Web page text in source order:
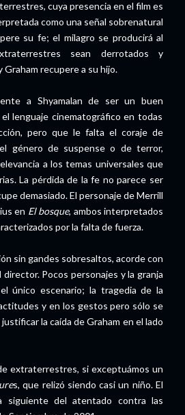
cuya presencia en el film es
como una señal sobrenatural
su fe; el milagro se producirá al
sean derrotados y
Graham recupere a su hijo.
a Shyamalan de ser un buen
lenguaje cinematográfico en todas
pero que le falta el coraje de
género de suspense o de terror,
a los temas universales que
La pérdida de la fe no parece ser
demasiado. El personaje de Merrill
en El bosque, ambos interpretados
por la falta de fuerza.
sin gandes sobresaltos, acorde con
Pocos personajes y la granja
único escenario; la tragedia de la
y en los gestos pero sólo se
la caída de Graham en el lado
extraterrestres, si exceptuámos un
s, que relizó siendo casi un niño. El
siguiente del atentado contra las